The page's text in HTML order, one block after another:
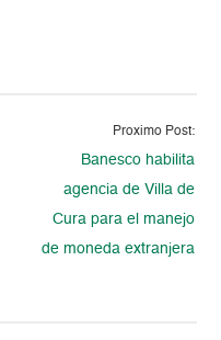
Proximo Post:
Banesco habilita
agencia de Villa de
Cura para el manejo
de moneda extranjera